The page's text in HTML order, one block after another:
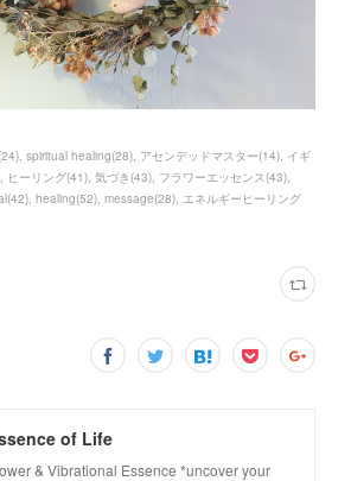
(24) spiritual healing(28) アセンデッドマスター(14) イギ
ヒーリング(41) 気づき (43) フラワーエッセンス(43)
(42) healing(52) message(28) エネルギーヒーリング
of Life
& Vibrational Essence *uncover your